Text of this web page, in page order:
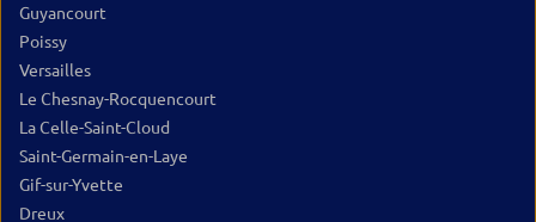
Guyancourt
Poissy
Versailles
Le Chesnay-Rocquencourt
La Celle-Saint-Cloud
Saint-Germain-en-Laye
Gif-sur-Yvette
Dreux